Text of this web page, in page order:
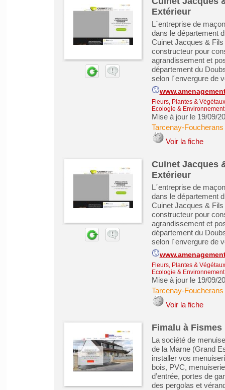
Extérieur
L´entreprise de
dans le département
Cuinet Jacques &
constructeur pour
agrandissement et
département du
selon l´envergure de
Fleurs, Plantes & Végétaux
Ecologie & Environnement
Mise à jour le 19/09/
Tarcenay-Foucherans
Voir la fiche
Cuinet Jacques
Extérieur
L´entreprise de
dans le département
Cuinet Jacques &
constructeur pour
agrandissement et
département du
selon l´envergure de
Fleurs, Plantes & Végétaux
Ecologie & Environnement
Mise à jour le 19/09/
Tarcenay-Foucherans
Voir la fiche
Fimalu à
La société de
de la Marne (Grand
installer vos
bois, PVC,
d’entrée, portes de
des pergolas et